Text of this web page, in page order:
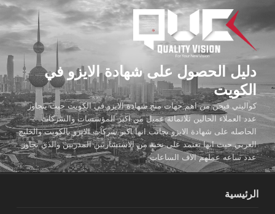
المحتوى
دليل الحصول على شهادة الايزو في
الكويت
كواليتي فيجن من اهم جهات منح شهادة الايزو في الكويت حيث يتجاوز
عدد العملاء الحالين ثلاثمائة عميل من اكبر المؤسسات والشركات
الحاصله على شهادة الايزو بجانب انها اكبر شركات الايزو بالكويت والخليج
العربي حيث انها تعتمد على نخبة من الاستشاريين المدربين والذي تجاوز
عدد ساعه عملهم الاف الساعات
الرئيسية